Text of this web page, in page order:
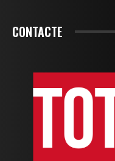
CONTACTE